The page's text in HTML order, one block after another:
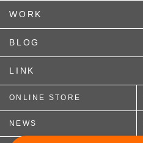
WORK
BLOG
LINK
ONLINE STORE
NEWS